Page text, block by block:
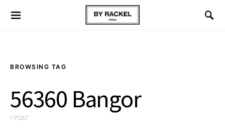
BROWSING TAG
56360 Bangor
1 POST